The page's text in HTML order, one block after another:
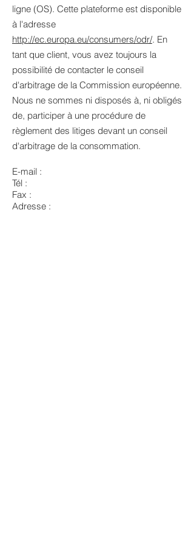
ligne (OS). Cette plateforme est disponible
à l'adresse
http://ec.europa.eu/consumers/odr/. En
tant que client, vous avez toujours la
possibilité de contacter le conseil
d'arbitrage de la Commission européenne.
Nous ne sommes ni disposés à, ni obligés
de, participer à une procédure de
règlement des litiges devant un conseil
d'arbitrage de la consommation.
E-mail :
Tél :
Fax :
Adresse :